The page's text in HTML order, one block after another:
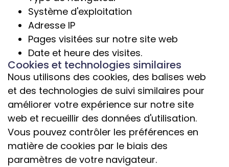
Système d'exploitation
Adresse IP
Pages visitées sur notre site web
Date et heure des visites.
Cookies et technologies similaires
Nous utilisons des cookies, des balises web
et des technologies de suivi similaires pour
améliorer votre expérience sur notre site
web et recueillir des données d'utilisation.
Vous pouvez contrôler les préférences en
matière de cookies par le biais des
paramètres de votre navigateur.